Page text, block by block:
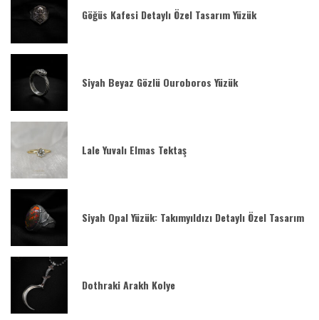
Göğüs Kafesi Detaylı Özel Tasarım Yüzük
Siyah Beyaz Gözlü Ouroboros Yüzük
Lale Yuvalı Elmas Tektaş
Siyah Opal Yüzük: Takımyıldızı Detaylı Özel Tasarım
Dothraki Arakh Kolye